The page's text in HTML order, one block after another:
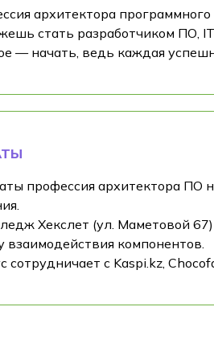
архитектора
стать разработчиком ПО,
— начать, ведь каждая
профессия архитектора ПО
Хекслет (ул. Маметовой
взаимодействия компонентов.
сотрудничает с Kaspi.kz,